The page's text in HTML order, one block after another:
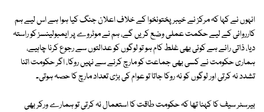
انہوں نے کہا کہ مرکز نے خیبر پختونخوا کے خلاف اعلان جنگ کیا ہوا ہے اس لیے ہم
کارروائی کے لیے حکمت عملی وضع کریں گے، ہم نے موٹروے پر ایمبولینسز کو راستہ
دیا، ذاتی رائے ہے کوئی بھی غلط کام ہو تو لوگوں کو عدالتوں سے رجوع کرنا چاہیے،
ہماری حکومت نے کسی بھی جماعت کو مارچ کرنے سے نہیں روکا، اگر حکومت اتنا
تشدد نہ کرتی اور لوگوں کو نہ روکا جاتا تو عوام کی بڑی تعداد مارچ کا حصہ ہوتی۔
بیرسٹر سیف کا کہنا تھا کہ حکومت طاقت کا استعمال نہ کرتی تو ہمارے ورکر بھی